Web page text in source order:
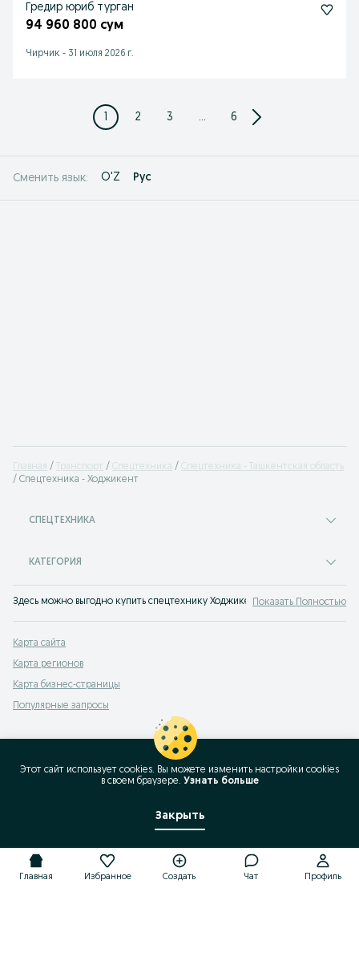
Гредир юриб турган
94 960 800 сум
Чирчик - 31 июля 2026 г.
1 2 3 ... 6
Сменить язык: O'Z Рус
Главная Транспорт Спецтехника
Спецтехника - Ташкентская область
Спецтехника - Ходжикент
СПЕЦТЕХНИКА
КАТЕГОРИЯ
Здесь можно выгодно купить спецтехнику Ходжикент. На сервисе
Показать Полностью
Карта сайта
Карта регионов
Карта бизнес-страницы
Популярные запросы
Главная Избранное Создать Чат Профиль
Этот сайт использует cookies. Вы можете изменить настройки cookies
в своeм браузере. Узнать больше
Закрыть